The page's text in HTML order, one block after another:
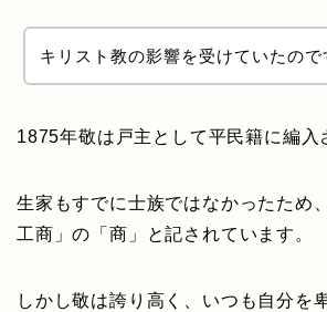
キリスト教の影響を受けていたので
1875年敬は戸主として平民籍に編入
生家もすでに士族ではなかったため
工商」の「商」と記されています。
しかし敬は誇り高く、いつも自分を